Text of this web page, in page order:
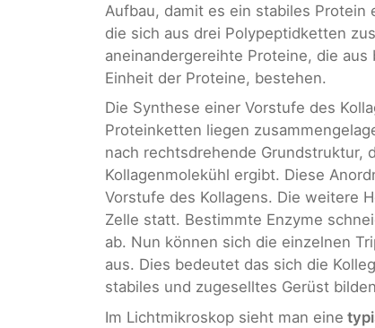
Aufbau, damit es ein stabiles Protein
die sich aus drei Polypeptidketten
aneinandergereihte Proteine, die
Einheit der Proteine, bestehen.
Die Synthese einer Vorstufe des
Proteinketten liegen
nach rechtsdrehende Grundstruktur,
Kollagenmolekühl ergibt. Diese
Vorstufe des Kollagens. Die weitere
Zelle statt. Bestimmte Enzyme
ab. Nun können sich die einzelnen
aus. Dies bedeutet das sich die
stabiles und zugeselltes Gerüst
Im Lichtmikroskop sieht man eine